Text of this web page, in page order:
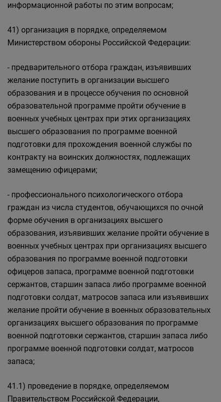
информационной работы по этим вопросам;
41) организация в порядке, определяемом
Министерством обороны Российской Федерации:
- предварительного отбора граждан, изъявивших
желание поступить в организации высшего
образования и в процессе обучения по основной
образовательной программе пройти обучение в
военных учебных центрах при этих организациях
высшего образования по программе военной
подготовки для прохождения военной службы по
контракту на воинских должностях, подлежащих
замещению офицерами;
- профессионального психологического отбора
граждан из числа студентов, обучающихся по очной
форме обучения в организациях высшего
образования, изъявивших желание пройти обучение в
военных учебных центрах при организациях высшего
образования по программе военной подготовки
офицеров запаса, программе военной подготовки
сержантов, старшин запаса либо программе военной
подготовки солдат, матросов запаса или изъявивших
желание пройти обучение в военных образовательных
организациях высшего образования по программе
военной подготовки сержантов, старшин запаса либо
программе военной подготовки солдат, матросов
запаса;
41.1) проведение в порядке, определяемом
Правительством Российской Федерации,